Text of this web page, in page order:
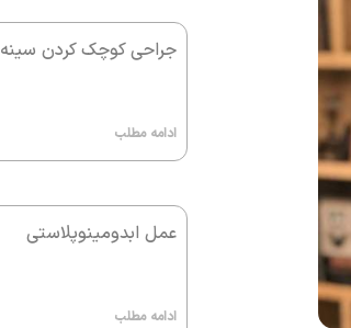
جراحی کوچک کردن سینه
ادامه مطلب
عمل ابدومینوپلاستی
ادامه مطلب